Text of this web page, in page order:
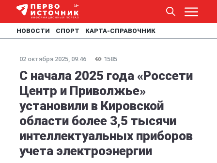
НОВОСТИ СПОРТ КАРТА-СПРАВОЧНИК
02 октября 2025, 09:46 1585
С начала 2025 года «Россети
Центр и Приволжье»
установили в Кировской
области более 3,5 тысячи
интеллектуальных приборов
учета электроэнергии